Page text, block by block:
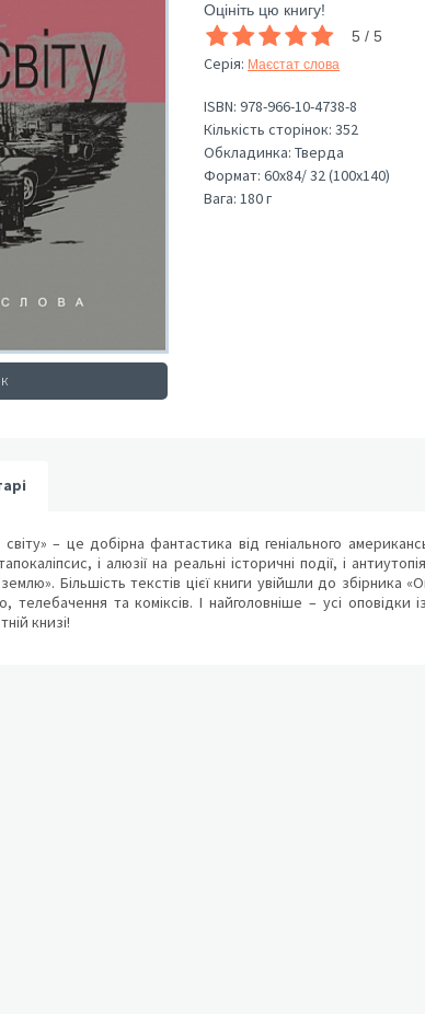
Оцініть цю книгу!
5 / 5
Серія: Маєстат слова
ISBN: 978-966-10-4738-8
Кількість сторінок: 352
Обкладинка: Тверда
Формат: 60х84/ 32 (100х140)
Вага: 180 г
– це добірна фантастика від геніального
і алюзії на реальні історичні події, і
Більшість текстів цієї книги увійшли до збірника
телебачення та коміксів. І найголовніше – усі
книзі!